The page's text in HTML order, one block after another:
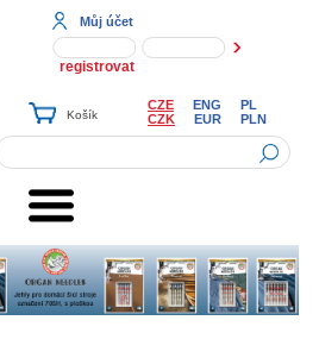
Můj účet
registrovat
CZE ENG
PL
CZK
EUR PLN